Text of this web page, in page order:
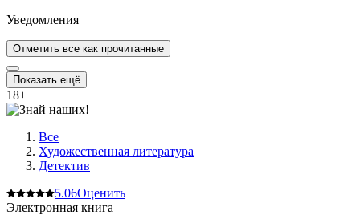
Уведомления
Отметить все как прочитанные
Показать ещё
18+
Все
Художественная литература
Детектив
5.06Оценить
Электронная книга